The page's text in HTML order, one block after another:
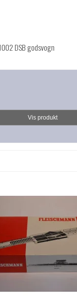
DSB godsvogn
Vis produkt